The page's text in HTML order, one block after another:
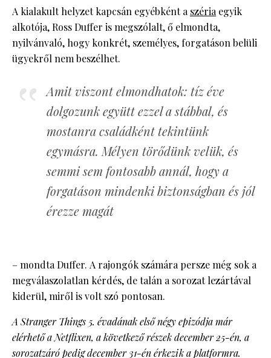
A kialakult helyzet kapcsán egyébként aszériaegyik
alkotója, Ross Duffer is megszólalt, ő elmondta,
nyilvánvaló, hogy konkrét, személyes, forgatáson belüli
ügyekről nem beszélhet.
Amit viszont elmondhatok: tíz éve
dolgozunk együtt ezzel a stábbal, és
mostanra családként tekintünk
egymásra. Mélyen törődünk velük, és
semmi sem fontosabb annál, hogy a
forgatáson mindenki biztonságban és jól
érezze magát
– mondta Duffer. A rajongók számára persze még sok a
megválaszolatlan kérdés, de talán a sorozat lezártával
kiderül, miről is volt szó pontosan.
A Stranger Things 5. évadának első négy epizódja már
elérhető a Netflixen, a következő részek december 25-én, a
sorozatzáró pedig december 31-én érkezik a platformra.